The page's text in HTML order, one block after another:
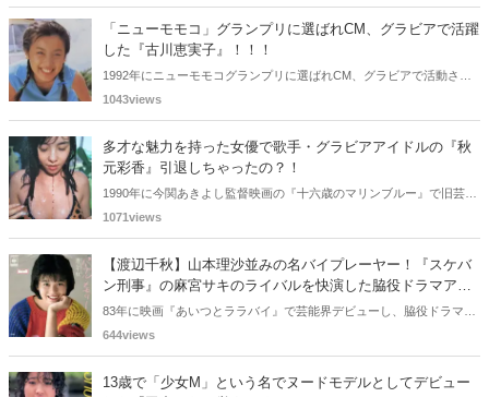
「ニューモモコ」グランプリに選ばれCM、グラビアで活躍
した『古川恵実子』！！！
1992年にニューモモコグランプリに選ばれCM、グラビアで活動され
ていた古川恵実子さん。2010年3月頃まではラジオDJを担当されてい
みました。
1043views
多才な魅力を持った女優で歌手・グラビアアイドルの『秋
元彩香』引退しちゃったの？！
1990年に今関あきよし監督映画の『十六歳のマリンブルー』で旧芸名
は古谷 玲香で主演デビューした秋元 彩香さん。映画やドラマ・歌手
なくなりました。
1071views
【渡辺千秋】山本理沙並みの名バイプレーヤー！『スケバ
ン刑事』の麻宮サキのライバルを快演した脇役ドラマアイ
ドルとは！？
83年に映画『あいつとララバイ』で芸能界デビューし、脇役ドラマア
イドルとして様々なドラマに出演した渡辺千秋さん。『スケバン刑
本理沙』並みの名バイブレイヤーとしても知られているんです。今回
の記事では、渡辺千秋さんの過去の活躍を振り返り、彼女の魅力や記
644views
13歳で「少女M」という名でヌードモデルとしてデビュー